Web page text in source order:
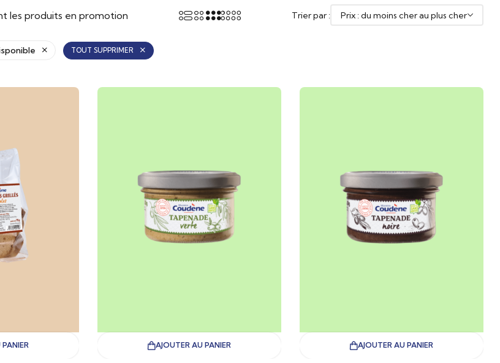
les produits en promotion Trier par :
TOUT SUPPRIMER
AJOUTER AU PANIER AJOUTER AU PANIER